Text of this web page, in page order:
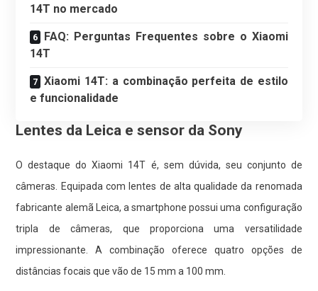
14T no mercado
FAQ: Perguntas Frequentes sobre o Xiaomi
14T
Xiaomi 14T: a combinação perfeita de estilo
e funcionalidade
Lentes da Leica e sensor da Sony
O destaque do Xiaomi 14T é, sem dúvida, seu conjunto de
câmeras. Equipada com lentes de alta qualidade da renomada
fabricante alemã Leica, a smartphone possui uma configuração
tripla de câmeras, que proporciona uma versatilidade
impressionante. A combinação oferece quatro opções de
distâncias focais que vão de 15 mm a 100 mm.